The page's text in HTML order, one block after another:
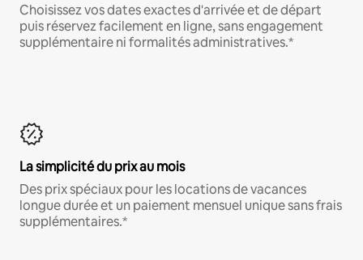
Choisissez vos dates exactes d'arrivée et de départ
puis réservez facilement en ligne, sans engagement
supplémentaire ni formalités administratives.*
La simplicité du prix au mois
Des prix spéciaux pour les locations de vacances
longue durée et un paiement mensuel unique sans frais
supplémentaires.*